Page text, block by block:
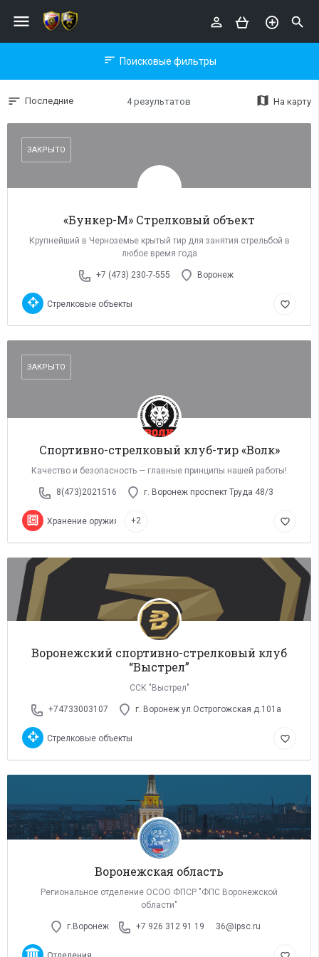
menu perm_identity search
sort Поисковые фильтры
Последние 4 результатов На карту
map
«Бункер-М» Стрелковый объект
Крупнейший в Черноземье крытый тир для занятия стрельбой в
любое время года
+7 (473) 230-7-555 Воронеж
ЗАКРЫТО
Стрелковые объекты favorite_border
Спортивно-стрелковый клуб-тир «Волк»
Качество и безопасность — главные принципы нашей работы!
8(473)2021516 г. Воронеж проспект Труда 48/3
ЗАКРЫТО
Xранение оружия +2 favorite_border
Воронежский спортивно-стрелковый клуб
“Выстрел”
ССК "Выстрел"
+74733003107 г. Воронеж ул.Острогожская д.101а
Стрелковые объекты favorite_border
Воронежская область
Региональное отделение ОСОО ФПСР "ФПС Воронежской
области"
г.Воронеж +7 926 312 91 19 36@ipsc.ru